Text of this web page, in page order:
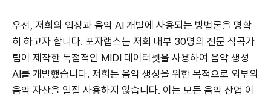
우선, 저희의 입장과 음악 AI 개발에 사용되는 방법론을 명확
히 하고자 합니다. 포자랩스는 저희 내부 30명의 전문 작곡가
팀이 제작한 독점적인 MIDI 데이터셋을 사용하여 음악 생성
AI를 개발했습니다. 저희는 음악 생성을 위한 목적으로 외부의
음악 자산을 일절 사용하지 않습니다. 이는 모든 음악 산업 이